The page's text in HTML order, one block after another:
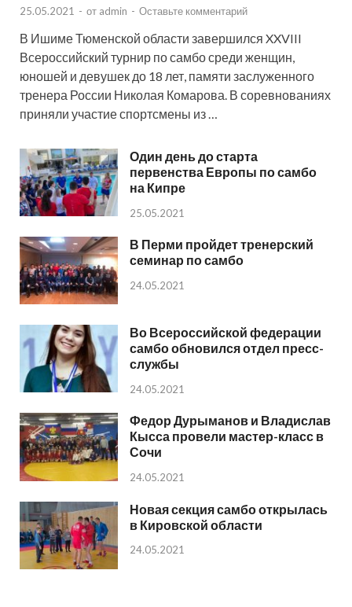
25.05.2021 - от admin - Оставьте комментарий
В Ишиме Тюменской области завершился XXVIII
Всероссийский турнир по самбо среди женщин,
юношей и девушек до 18 лет, памяти заслуженного
тренера России Николая Комарова. В соревнованиях
приняли участие спортсмены из …
Один день до старта
первенства Европы по самбо
на Кипре
25.05.2021
В Перми пройдет тренерский
семинар по самбо
24.05.2021
Во Всероссийской федерации
самбо обновился отдел пресс-
службы
24.05.2021
Федор Дурыманов и Владислав
Кысса провели мастер-класс в
Сочи
24.05.2021
Новая секция самбо открылась
в Кировской области
24.05.2021